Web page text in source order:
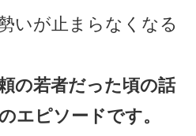
いが止まらなくなる
の若者だった頃の話
エピソードです。